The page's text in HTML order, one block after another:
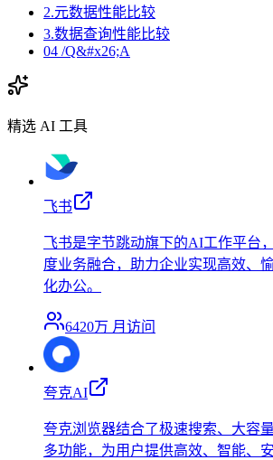
2.元数据性能比较
3.数据查询性能比较
04 /Q&#x26;A
精选 AI 工具
飞书
飞书是字节跳动旗下的AI工作平台
度业务融合，助力企业实现高效、
化办公。
6420万 月访问
夸克AI
夸克浏览器结合了极速搜索、大容
多功能，为用户提供高效、智能、